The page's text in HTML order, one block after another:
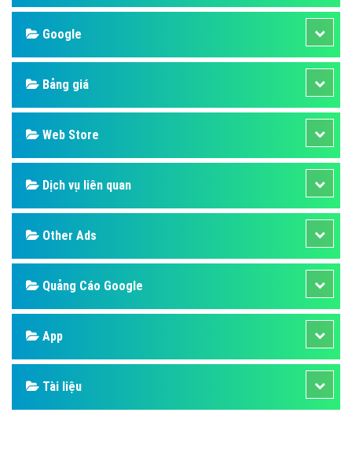
Google
Bảng giá
Web Store
Dịch vụ liên quan
Other Ads
Quảng Cáo Google
App
Tài liệu